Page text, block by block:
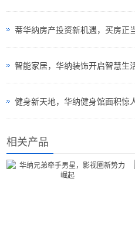
蒂华纳房产投资新机遇，买房正
智能家居，华纳装饰开启智慧生
健身新天地，华纳健身馆面积惊人
相关产品